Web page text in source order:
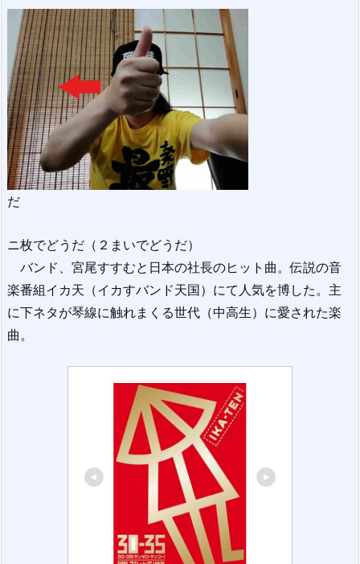
だ
ニ枚でどうだ（２まいでどうだ）
バンド、宮尾すすむと日本の社長のヒット曲。伝説の音
楽番組イカ天（イカすバンド天国）にて人気を博した。主
に下ネタが琴線に触れまくる世代（中高生）に愛された楽
曲。